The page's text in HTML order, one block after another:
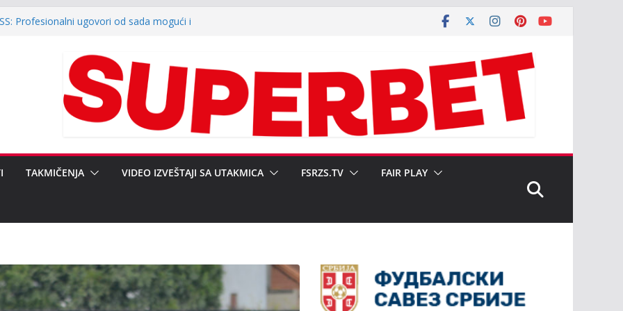
Profesionalni ugovori od sada mogući i
neregularnosti i ulaganja u infrastrukturu
POVODOM REGIONALNOG KUPA
FSRZS NEBOJŠI ŽIVANOVIĆU,
SEKRETARU DARKU
TAKMIČENJA VIDEO IZVEŠTAJI SA UTAKMICA FSRZS.TV FAIR PLAY